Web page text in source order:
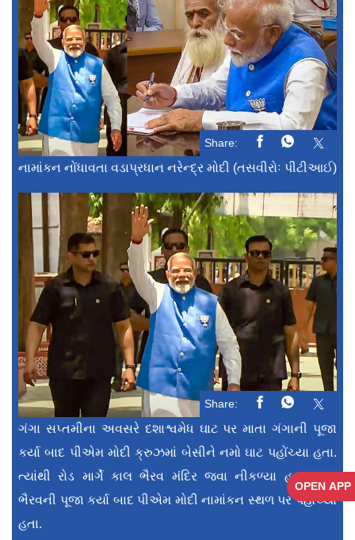
OPEN APP
Share:
નામાંકન નોંધાવતા વડાપ્રધાન નરેન્દ્ર મોદી (તસવીરોઃ પીટીઆઈ)
Share:
ગંગા સપ્તમીના અવસરે દશાશ્વમેધ ઘાટ પર માતા ગંગાની પૂજા
કર્યા બાદ પીએમ મોદી ક્રુઝમાં બેસીને નમો ઘાટ પહોંચ્યા હતા.
ત્યાંથી રોડ માર્ગે કાલ ભૈરવ મંદિર જવા નીકળ્યા હતા. કાલ
ભૈરવની પૂજા કર્યા બાદ પીએમ મોદી નામાંકન સ્થળ પર પહોંચ્યા
હતા.